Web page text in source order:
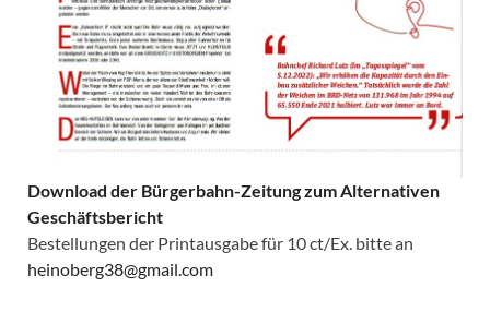
Download der Bürgerbahn-Zeitung zum Alternativen
Geschäftsbericht
Bestellungen der Printausgabe für 10 ct/Ex. bitte an
heinoberg38@gmail.com